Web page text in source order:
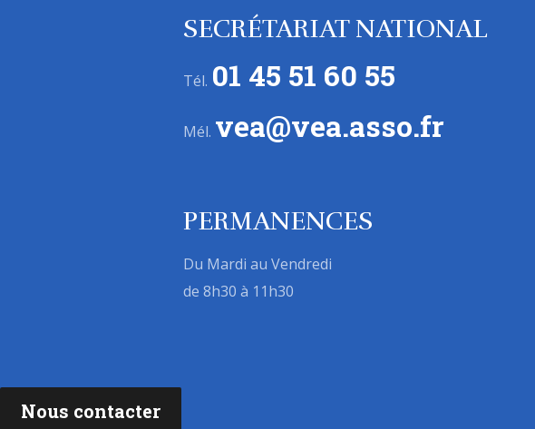
SECRÉTARIAT NATIONAL
Tél. 01 45 51 60 55
Mél. vea@vea.asso.fr
PERMANENCES
Du Mardi au Vendredi
de 8h30 à 11h30
Nous contacter